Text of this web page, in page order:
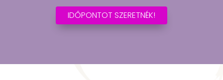
IDŐPONTOT SZERETNÉK!